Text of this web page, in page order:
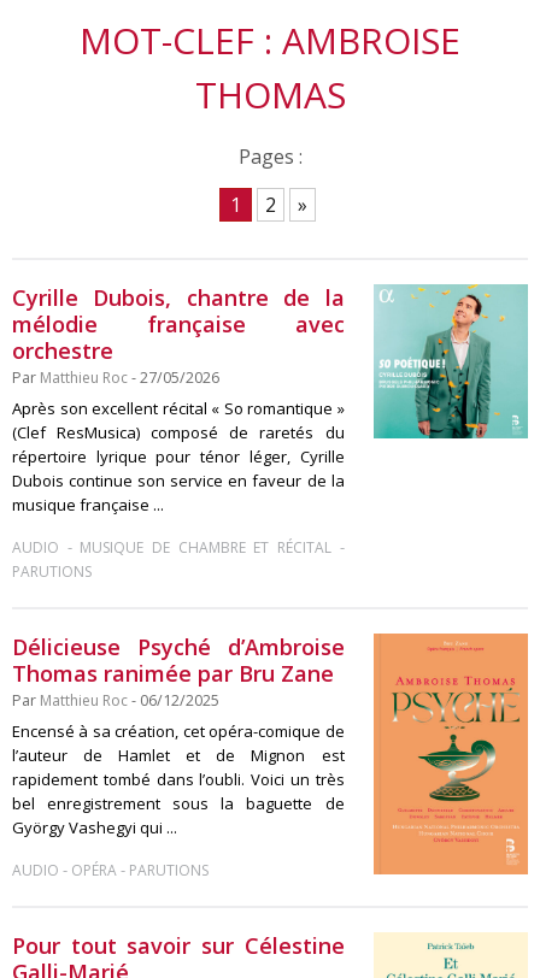
MOT-CLEF : AMBROISE
THOMAS
Pages :
1
2 »
Cyrille Dubois, chantre de la
mélodie française avec
orchestre
Par Matthieu Roc- 27/05/2026
Après son excellent récital « So romantique »
(Clef ResMusica) composé de raretés du
répertoire lyrique pour ténor léger, Cyrille
Dubois continue son service en faveur de la
musique française ...
AUDIO - MUSIQUE DE CHAMBRE ET RÉCITAL-
PARUTIONS
Délicieuse Psyché d’Ambroise
Thomas ranimée par Bru Zane
Par Matthieu Roc- 06/12/2025
Encensé à sa création, cet opéra-comique de
l’auteur de Hamlet et de Mignon est
rapidement tombé dans l’oubli. Voici un très
bel enregistrement sous la baguette de
György Vashegyi qui ...
AUDIO - OPÉRA- PARUTIONS
Pour tout savoir sur Célestine
Galli-Marié